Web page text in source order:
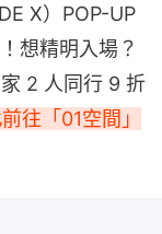
X）POP-UP
想精明入場？
家 2 人同行 9 折
往「01空間」